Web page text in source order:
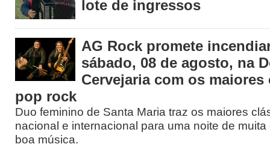
lote de ingressos
AG Rock promete
sábado, 08 de agosto, na
Cervejaria com os
pop rock
Duo feminino de Santa Maria traz os maiores
nacional e internacional para uma noite de
boa música.